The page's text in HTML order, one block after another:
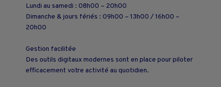
Lundi au samedi : 08h00 – 20h00
Dimanche & jours fériés : 09h00 – 13h00 / 16h00 –
20h00
Gestion facilitée
Des outils digitaux modernes sont en place pour piloter
efficacement votre activité au quotidien.